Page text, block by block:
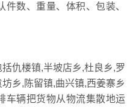
数、重量、体积、包装、
仇楼镇,半坡店乡,杜良乡,罗
乡,陈留镇,曲兴镇,西姜寨乡
车辆把货物从物流集散地运